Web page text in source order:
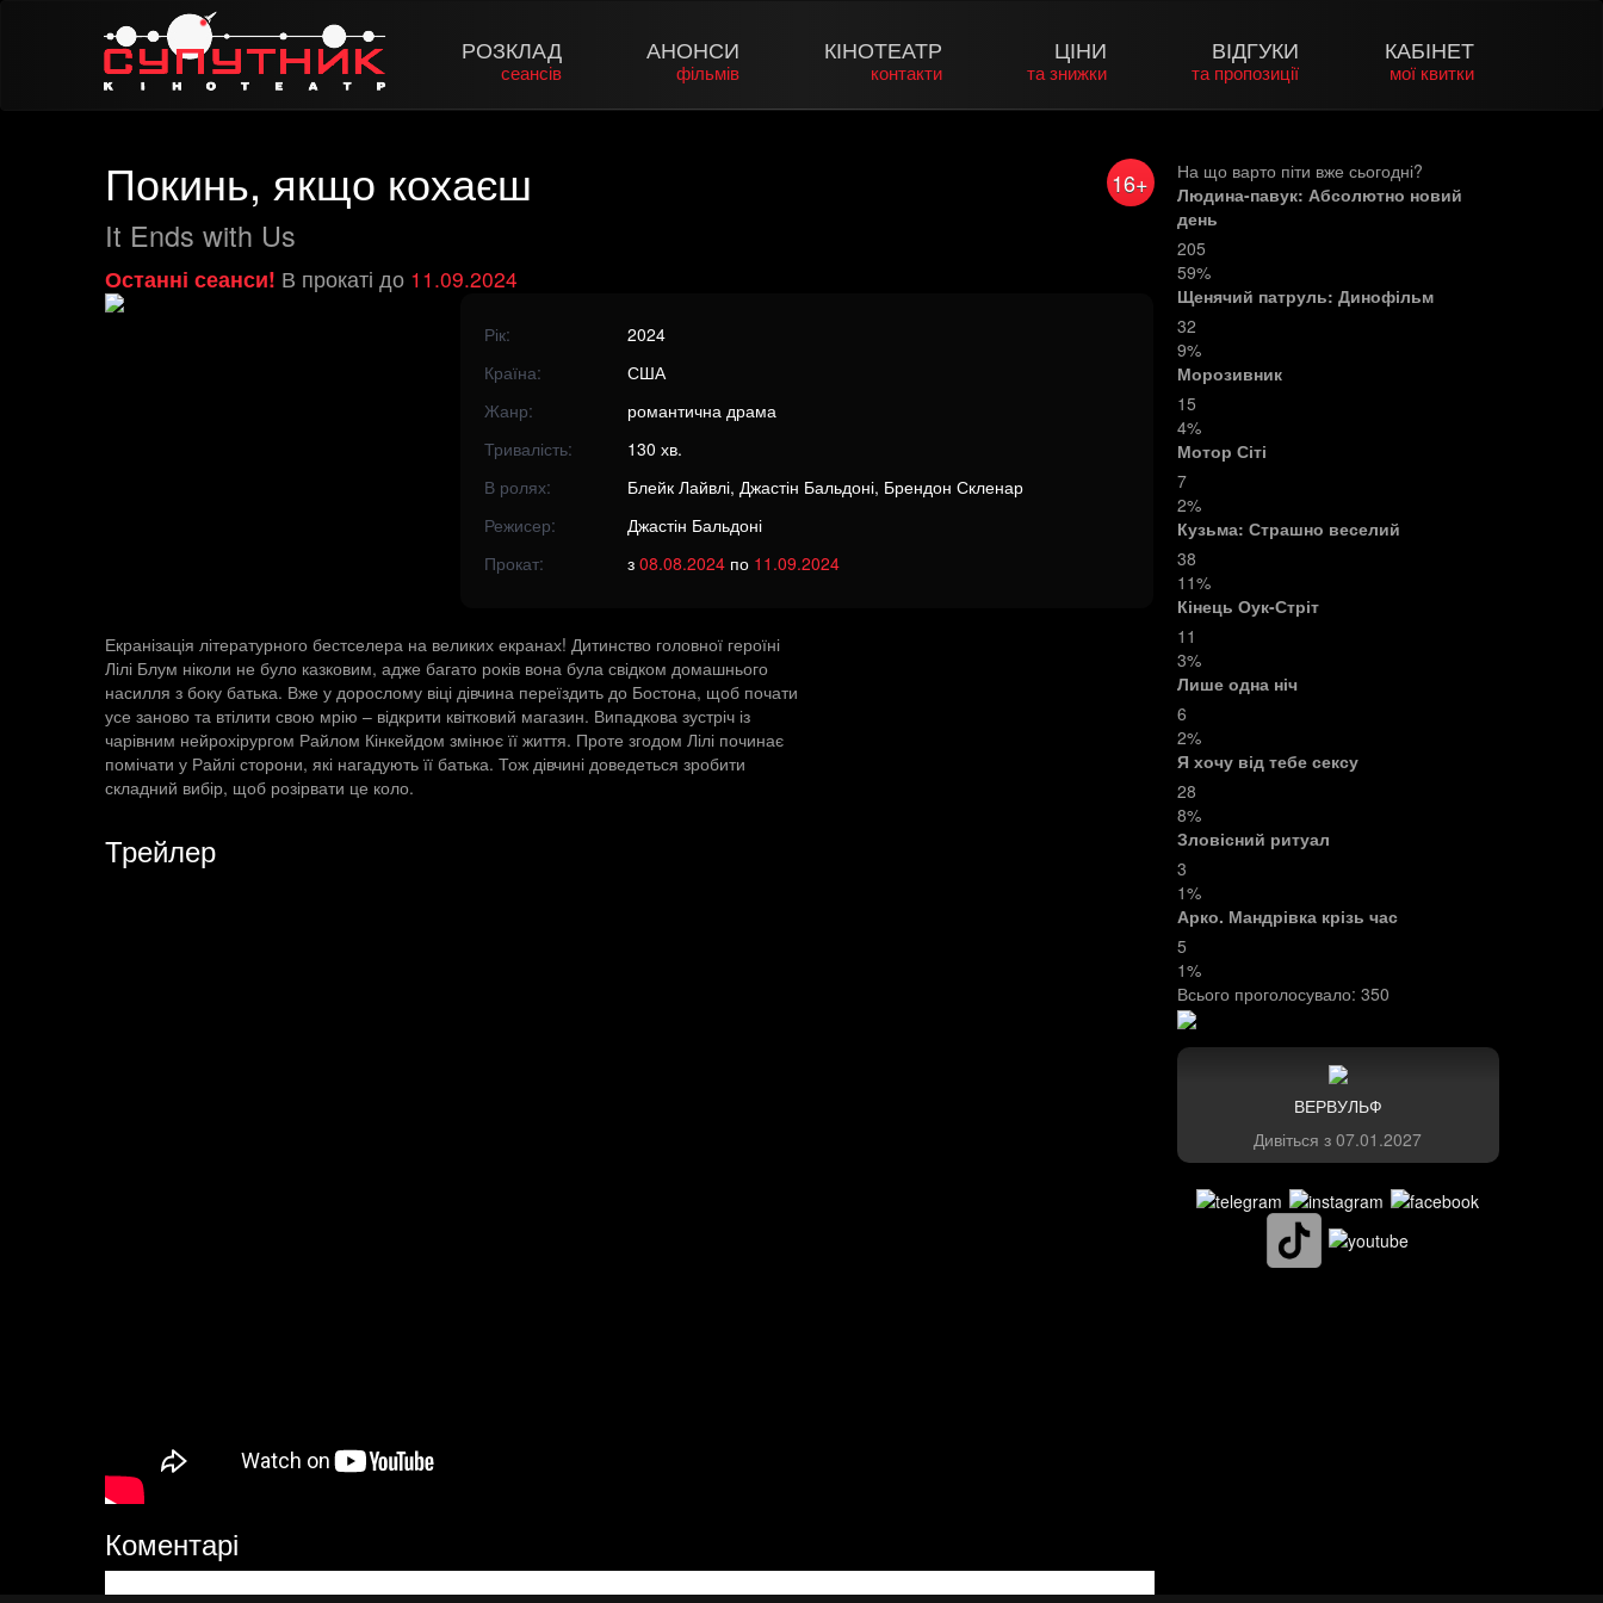
РОЗКЛАД
сеансів
АНОНСИ
фільмів
КІНОТЕАТР
контакти
ЦІНИ
та знижки
ВІДГУКИ
та пропозиції
КАБІНЕТ
мої квитки
16+
Покинь, якщо кохаєш
It Ends with Us
Останні сеанси! В прокаті до 11.09.2024
Рік:
2024
Країна:
США
Жанр:
романтична драма
Тривалість:
130 хв.
В ролях:
Блейк Лайвлі, Джастін Бальдоні, Брендон Скленар
Режисер:
Джастін Бальдоні
Прокат:
з 08.08.2024по 11.09.2024
Екранізація літературного бестселера на великих екранах! Дитинство головної героїні
Лілі Блум ніколи не було казковим, адже багато років вона була свідком домашнього
насилля з боку батька. Вже у дорослому віці дівчина переїздить до Бостона, щоб почати
усе заново та втілити свою мрію – відкрити квітковий магазин. Випадкова зустріч із
чарівним нейрохірургом Райлом Кінкейдом змінює її життя. Проте згодом Лілі починає
помічати у Райлі сторони, які нагадують її батька. Тож дівчині доведеться зробити
складний вибір, щоб розірвати це коло.
Трейлер
Коментарі
На що варто піти вже сьогодні?
Людина-павук: Абсолютно новий
день
205
59%
Щенячий патруль: Динофільм
32
9%
Морозивник
15
4%
Мотор Сіті
7
2%
Кузьма: Страшно веселий
38
11%
Кінець Оук-Стріт
11
3%
Лише одна ніч
6
2%
Я хочу від тебе сексу
28
8%
Зловісний ритуал
3
1%
Арко. Мандрівка крізь час
5
1%
Всього проголосувало: 350
ВЕРВУЛЬФ
Дивіться з 07.01.2027